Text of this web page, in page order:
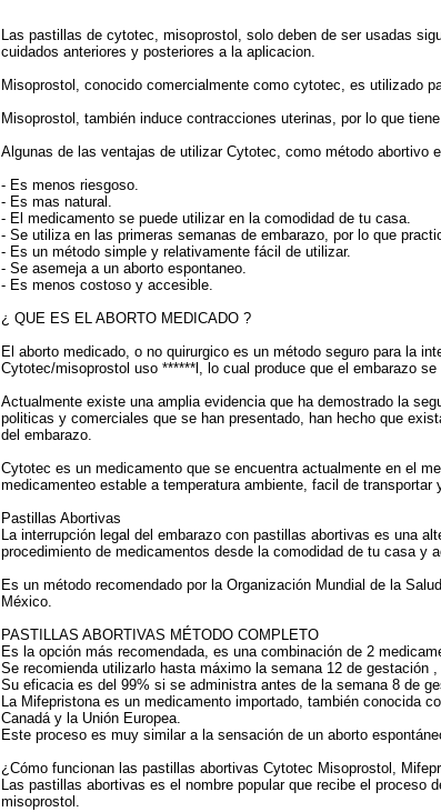
Las pastillas de cytotec, misoprostol, solo deben de ser usadas
cuidados anteriores y posteriores a la aplicacion.
Misoprostol, conocido comercialmente como cytotec, es utilizado
Misoprostol, también induce contracciones uterinas, por lo que
Algunas de las ventajas de utilizar Cytotec, como método abortivo
- Es menos riesgoso.
- Es mas natural.
- El medicamento se puede utilizar en la comodidad de tu casa.
- Se utiliza en las primeras semanas de embarazo, por lo que
- Es un método simple y relativamente fácil de utilizar.
- Se asemeja a un aborto espontaneo.
- Es menos costoso y accesible.
¿ QUE ES EL ABORTO MEDICADO ?
El aborto medicado, o no quirurgico es un método seguro para la
Cytotec/misoprostol uso ******l, lo cual produce que el embarazo
Actualmente existe una amplia evidencia que ha demostrado la
politicas y comerciales que se han presentado, han hecho que
del embarazo.
Cytotec es un medicamento que se encuentra actualmente en el
medicamenteo estable a temperatura ambiente, facil de transportar
Pastillas Abortivas
La interrupción legal del embarazo con pastillas abortivas es una
procedimiento de medicamentos desde la comodidad de tu casa y
Es un método recomendado por la Organización Mundial de la
México.
PASTILLAS ABORTIVAS MÉTODO COMPLETO
Es la opción más recomendada, es una combinación de 2
Se recomienda utilizarlo hasta máximo la semana 12 de
Su eficacia es del 99% si se administra antes de la semana 8 de
La Mifepristona es un medicamento importado, también conocida
Canadá y la Unión Europea.
Este proceso es muy similar a la sensación de un aborto
¿Cómo funcionan las pastillas abortivas Cytotec Misoprostol,
Las pastillas abortivas es el nombre popular que recibe el proceso
misoprostol.